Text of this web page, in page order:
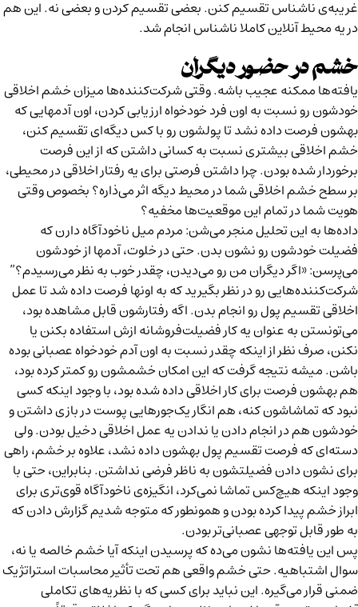
غریبه‌ی ناشناس تقسیم کنن. بعضی تقسیم کردن و بعضی نه. این هم
در یه محیط آنلاین کاملا ناشناس انجام شد.
خشم در حضور دیگران
یافته‌ها ممکنه عجیب باشه. وقتی شرکت‌کننده‌ها میزان خشم اخلاقی
خودشون رو نسبت به اون فرد خودخواه ارزیابی کردن، اون آدمهایی که
بهشون فرصت داده نشد تا پولشون رو با کس دیگه‌ای تقسیم کنن،
خشم اخلاقی بیشتری نسبت به کسانی داشتن که از این فرصت
برخوردار شده بودن. چرا داشتن فرصتی برای یه رفتار اخلاقی در محیطی،
بر سطح خشم اخلاقی شما در محیط دیگه اثر می‌ذاره؟ بخصوص وقتی
هویت شما در تمام این موقعیت‌ها مخفیه؟
داده‌ها به این تحلیل منجر می‌شن:‌ مردم میل ناخودآگاه دارن که
فضیلت خودشون رو نشون بدن. حتی در خلوت، آدمها از خودشون
می‌پرسن: «اگر دیگران من رو می‌دیدن، چقدر خوب به نظر می‌رسیدم؟”
شرکت‌کننده‌هایی رو در نظر بگیرید که به اونها فرصت داده شد تا عمل
اخلاقی تقسیم پول رو انجام بدن. اگه رفتارشون قابل مشاهده بود،
می‌تونستن به عنوان یه کار فضیلت‌فروشانه ازش استفاده بکنن یا
نکنن، صرف نظر از اینکه چقدر نسبت به اون آدم خودخواه عصبانی بوده
باشن. میشه نتیجه گرفت که این امکان خشمشون رو کمتر کرده بود،
هم بهشون فرصت برای کار اخلاقی داده شده بود، با وجود اینکه کسی
نبود که تماشاشون کنه، هم انگار یک‌جورهایی پوست در بازی داشتن و
خودشون هم در انجام دادن یا ندادن یه عمل اخلاقی دخیل بودن. ولی
دسته‌ای که فرصت تقسیم پول بهشون داده نشد، علاوه بر خشم، راهی
برای نشون دادن فضیلتشون به ناظر فرضی نداشتن. بنابراین، حتی با
وجود اینکه هیچ‌کس تماشا نمی‌کرد، انگیزه‌ی ناخودآگاه قوی‌تری برای
ابراز خشم پیدا کرده بودن و همونطور که متوجه شدیم گزارش دادن که
به طور قابل توجهی عصبانی‌تر بودن.
پس این یافته‌ها نشون می‌ده که پرسیدن اینکه آیا خشم خالصه یا نه،
سوال اشتباهیه. حتی خشم واقعی هم تحت تأثیر محاسبات استراتژیک
ضمنی قرار می‌گیره. این نباید برای کسی که با نظریه‌های تکاملی